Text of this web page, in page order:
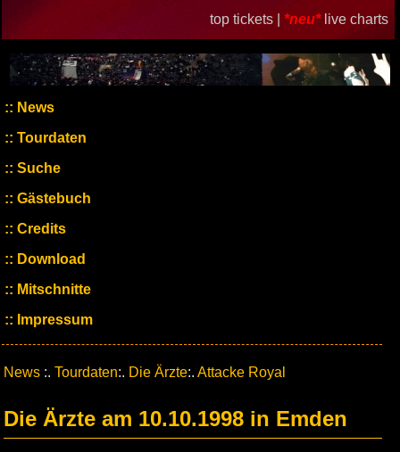
top tickets | *neu* live charts
News
Tourdaten
Suche
Gästebuch
Credits
Download
Mitschnitte
Impressum
News :. Tourdaten:. Die Ärzte:. Attacke Royal
Die Ärzte am 10.10.1998 in Emden